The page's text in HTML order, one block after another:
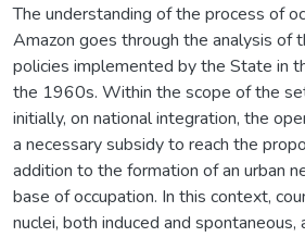
The understanding of the process of
Amazon goes through the analysis of
policies implemented by the State in
the 1960s. Within the scope of the
initially, on national integration, the
a necessary subsidy to reach the
addition to the formation of an urban
base of occupation. In this context,
nuclei, both induced and spontaneous,